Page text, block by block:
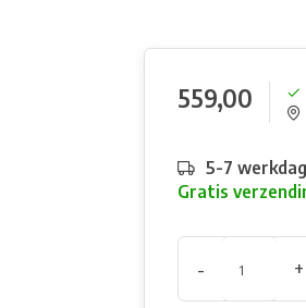
559,00
5-7
Gratis
- +